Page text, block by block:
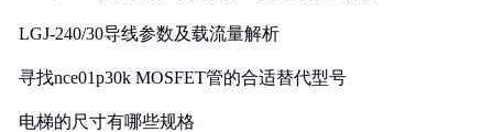
LGJ-240/30导线参数及载流量解析
寻找nce01p30k MOSFET管的合适替代型号
电梯的尺寸有哪些规格